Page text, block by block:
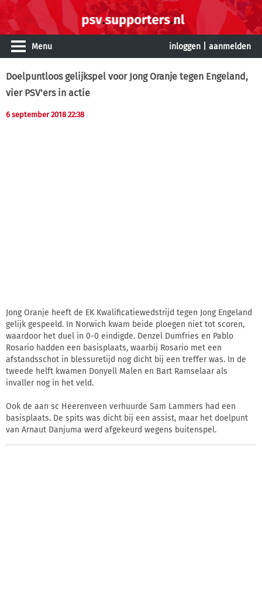
Menu inloggen aanmelden
Doelpuntloos gelijkspel voor Jong Oranje tegen Engeland,
vier PSV'ers in actie
6 september 2018 22:38
Jong Oranje heeft de EK Kwalificatiewedstrijd tegen Jong Engeland
gelijk gespeeld. In Norwich kwam beide ploegen niet tot scoren,
waardoor het duel in 0-0 eindigde. Denzel Dumfries en Pablo
Rosario hadden een basisplaats, waarbij Rosario met een
afstandsschot in blessuretijd nog dicht bij een treffer was. In de
tweede helft kwamen Donyell Malen en Bart Ramselaar als
invaller nog in het veld.
Ook de aan sc Heerenveen verhuurde Sam Lammers had een
basisplaats. De spits was dicht bij een assist, maar het doelpunt
van Arnaut Danjuma werd afgekeurd wegens buitenspel.